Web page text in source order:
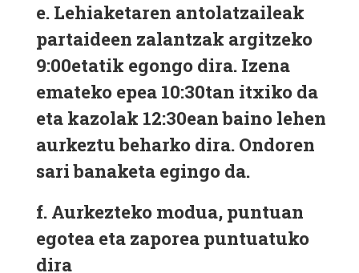
e. Lehiaketaren antolatzaileak
partaideen zalantzak argitzeko
9:00etatik egongo dira. Izena
emateko epea 10:30tan itxiko da
eta kazolak 12:30ean baino lehen
aurkeztu beharko dira. Ondoren
sari banaketa egingo da.
f. Aurkezteko modua, puntuan
egotea eta zaporea puntuatuko
dira